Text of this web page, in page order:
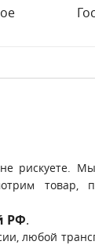
рискуете. Мы
товар,
РФ.
любой